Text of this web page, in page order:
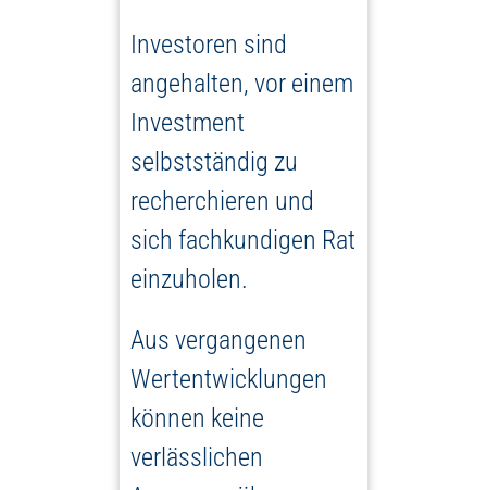
Investoren sind
angehalten, vor einem
Investment
selbstständig zu
recherchieren und
sich fachkundigen Rat
einzuholen.
Aus vergangenen
Wertentwicklungen
können keine
verlässlichen